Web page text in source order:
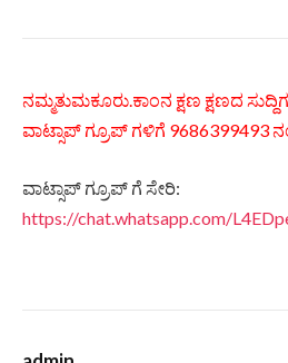
ನಮ್ಮತುಮಕೂರು.ಕಾಂನ ಕ್ಷಣ ಕ್ಷಣದ
ವಾಟ್ಸಾಪ್ ಗ್ರೂಪ್ ಗಳಿಗೆ 9686399493
ವಾಟ್ಸಾಪ್ ಗ್ರೂಪ್ ಗೆ ಸೇರಿ:
https://chat.whatsapp.com/